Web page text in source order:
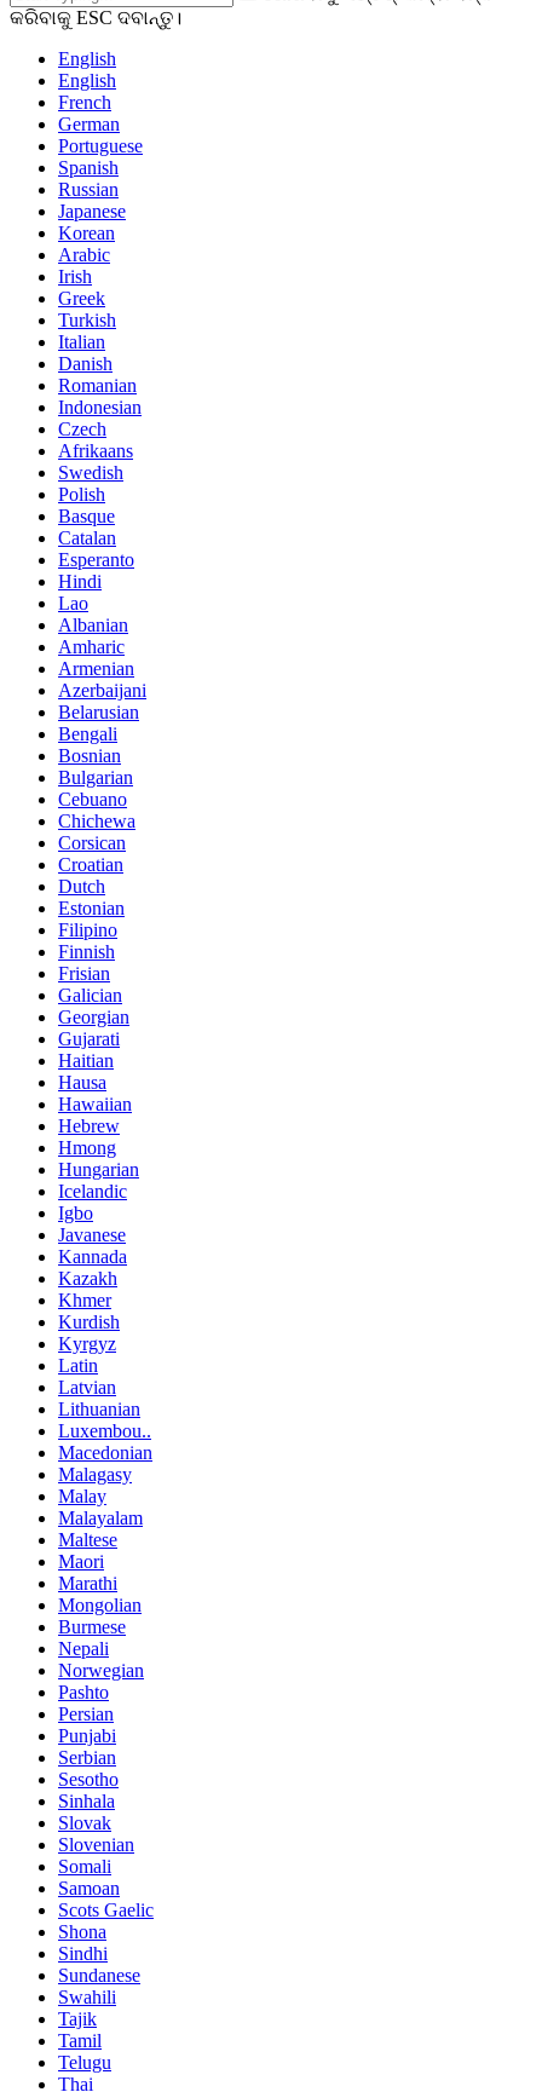
କରିବାକୁ ESC ଦବାନ୍ତୁ।
English
English
French
German
Portuguese
Spanish
Russian
Japanese
Korean
Arabic
Irish
Greek
Turkish
Italian
Danish
Romanian
Indonesian
Czech
Afrikaans
Swedish
Polish
Basque
Catalan
Esperanto
Hindi
Lao
Albanian
Amharic
Armenian
Azerbaijani
Belarusian
Bengali
Bosnian
Bulgarian
Cebuano
Chichewa
Corsican
Croatian
Dutch
Estonian
Filipino
Finnish
Frisian
Galician
Georgian
Gujarati
Haitian
Hausa
Hawaiian
Hebrew
Hmong
Hungarian
Icelandic
Igbo
Javanese
Kannada
Kazakh
Khmer
Kurdish
Kyrgyz
Latin
Latvian
Lithuanian
Luxembou..
Macedonian
Malagasy
Malay
Malayalam
Maltese
Maori
Marathi
Mongolian
Burmese
Nepali
Norwegian
Pashto
Persian
Punjabi
Serbian
Sesotho
Sinhala
Slovak
Slovenian
Somali
Samoan
Scots Gaelic
Shona
Sindhi
Sundanese
Swahili
Tajik
Tamil
Telugu
Thai